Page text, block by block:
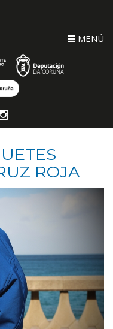
MENÚ
ROJA